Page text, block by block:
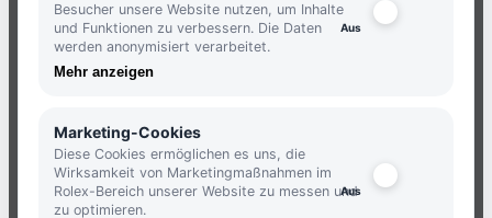
JETZT ANMELDEN UND KEINE
NEUIGKEITEN MEHR VERPASSEN.
Besucher unsere Website nutzen, um Inhalte
und Funktionen zu verbessern. Die Daten
werden anonymisiert verarbeitet.
Mehr anzeigen
Marketing-Cookies
Diese Cookies ermöglichen es uns, die
Wirksamkeit von Marketingmaßnahmen im
Rolex-Bereich unserer Website zu messen und
zu optimieren.